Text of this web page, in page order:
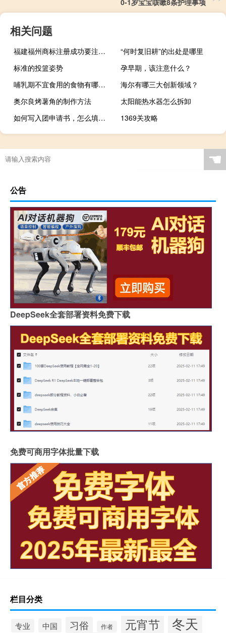
相关问题
福建福州商标注册成功要注意的几点要素
“何时复旧耕”的出处是哪里
标准的投篮姿势
孕早期，该注意什么？
哺乳期不宜食用的食物有哪些？产后饮食禁忌
海尔有哪三大创新领域？
奥尔良烤薯角的制作方法
太阳能热水器怎么拆卸
如何写入团申请书，怎么填写入团志愿书
1369关攻略
☚
公告
DeepSeek全套部署资料免费下载
免费可商用字体批量下载
栏目分类
专业 中国 习俗 作者 元宵节 冬天